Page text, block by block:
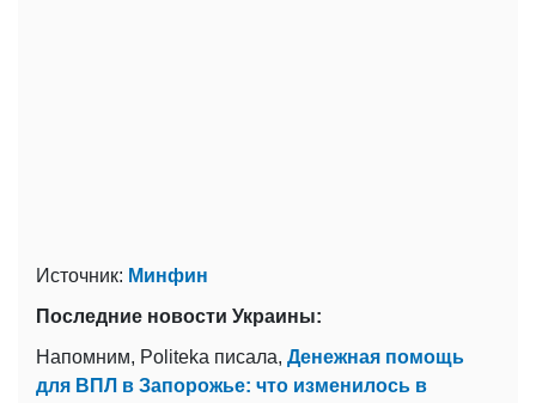
Источник: Минфин
Последние новости Украины:
Напомним, Politeka писала, Денежная помощь
для ВПЛ в Запорожье: что изменилось в